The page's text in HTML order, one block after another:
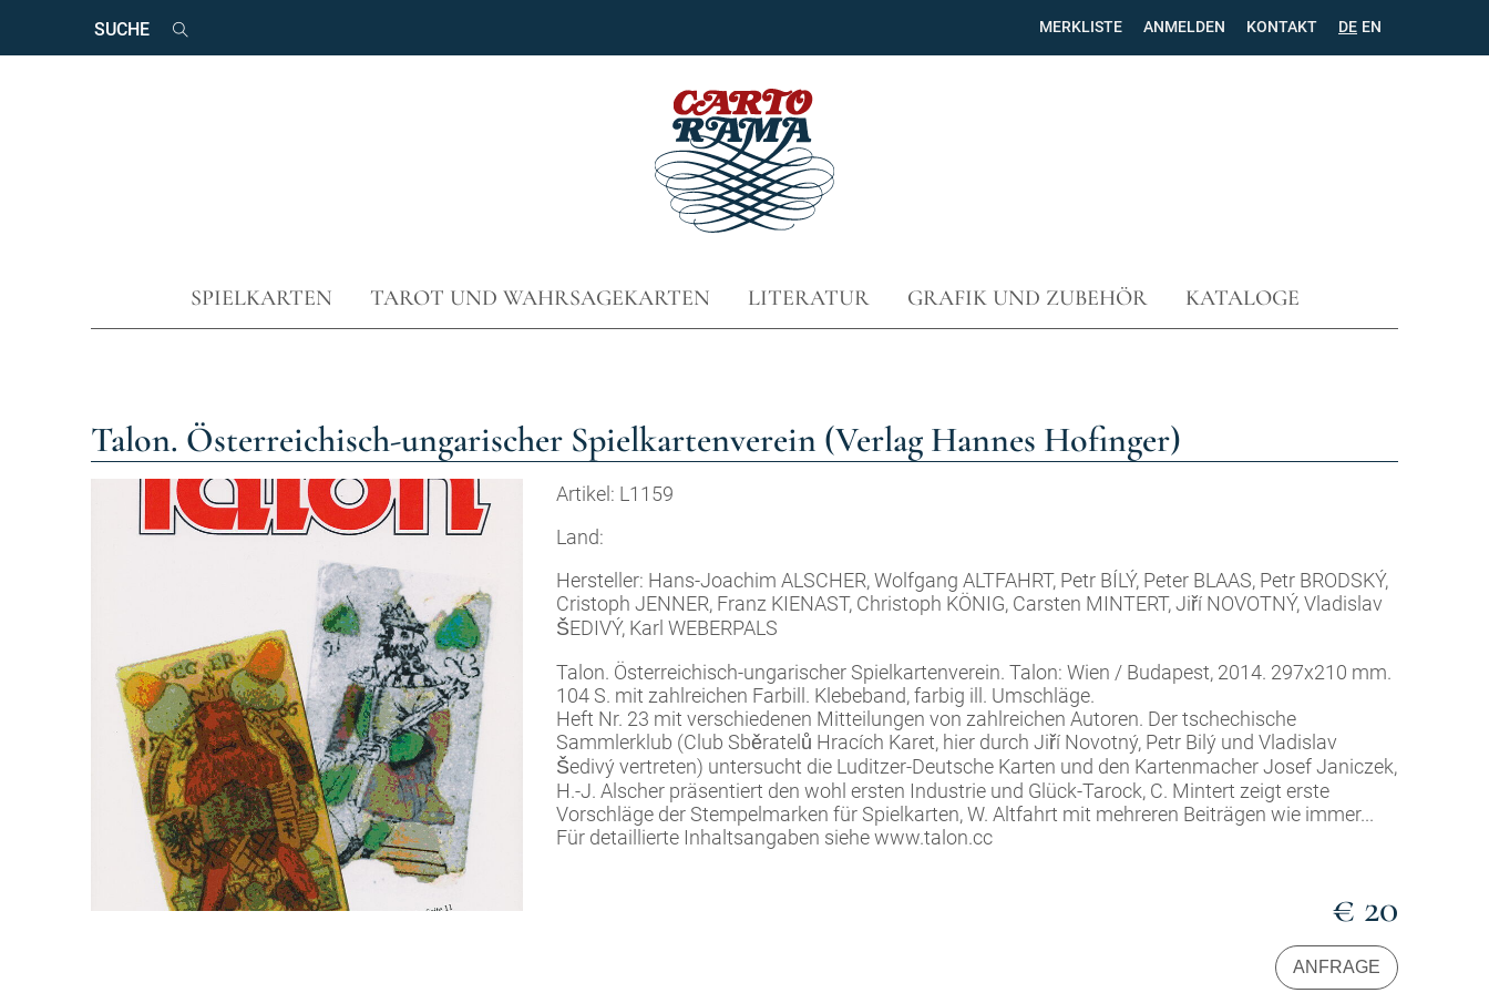
Suchbegriffe
NAVIGATION
MERKLISTE ANMELDEN KONTAKT DE EN
überspringenSPIELKARTEN TAROT UND WAHRSAGEKARTEN LITERATUR GRAFIK UND ZUBEHÖR KATALOGE
Talon. Österreichisch-ungarischer Spielkartenverein (Verlag Hannes Hofinger)
Artikel: L1159
Land:
Hersteller: Hans-Joachim ALSCHER, Wolfgang ALTFAHRT, Petr BÍLÝ, Peter BLAAS, Petr BRODSKÝ,
Cristoph JENNER, Franz KIENAST, Christoph KÖNIG, Carsten MINTERT, Jiří NOVOTNÝ, Vladislav
ŠEDIVÝ, Karl WEBERPALS
Talon. Österreichisch-ungarischer Spielkartenverein. Talon: Wien / Budapest, 2014. 297x210 mm.
104 S. mit zahlreichen Farbill. Klebeband, farbig ill. Umschläge.
Heft Nr. 23 mit verschiedenen Mitteilungen von zahlreichen Autoren. Der tschechische
Sammlerklub (Club Sběratelů Hracích Karet, hier durch Jiří Novotný, Petr Bilý und Vladislav
Šedivý vertreten) untersucht die Luditzer-Deutsche Karten und den Kartenmacher Josef Janiczek,
H.-J. Alscher präsentiert den wohl ersten Industrie und Glück-Tarock, C. Mintert zeigt erste
Vorschläge der Stempelmarken für Spielkarten, W. Altfahrt mit mehreren Beiträgen wie immer...
Für detaillierte Inhaltsangaben siehe www.talon.cc
€ 20
ANFRAGE